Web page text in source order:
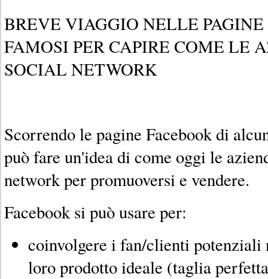
BREVE VIAGGIO NELLE
FAMOSI PER CAPIRE COME LE
SOCIAL NETWORK
Scorrendo le pagine Facebook di
può fare un'idea di come oggi le
network per promuoversi e vendere.
Facebook si può usare per:
coinvolgere i fan/clienti potenziali
loro prodotto ideale (taglia